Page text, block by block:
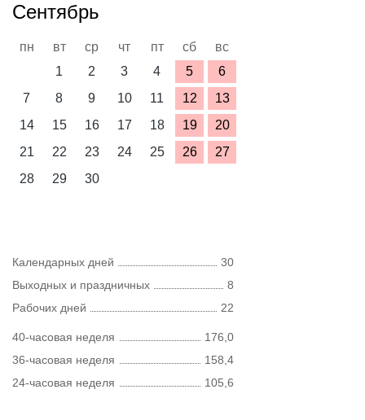
Сентябрь
пн вт ср чт пт сб
вс
1
2 3 4 5
6
7
8 9 10 11 12
13
14
15 16 17 18 19
20
21
22 23 24 25 26
27
28
29 30
Календарных дней
30
Выходных и праздничных
8
Рабочих дней
22
40-часовая неделя
176,0
36-часовая неделя
158,4
24-часовая неделя
105,6